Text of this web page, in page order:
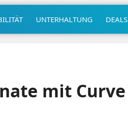
UNTERHALTUNG DEALS
mit Curve